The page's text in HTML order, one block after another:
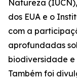
Natureza
dos EUA e o
com a
aprofundadas
biodiversidade e
Também foi